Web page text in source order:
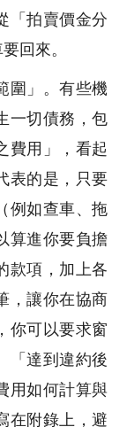
「拍賣價金分
回來。
圍」。有些機
一切債務，包
費用」，看起
表的是，只要
例如查車、拖
算進你要負擔
款項，加上各
，讓你在協商
你可以要求窗
「達到違約後
用如何計算與
在附錄上，避